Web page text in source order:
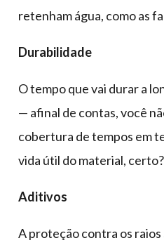
retenham água, como as
Durabilidade
O tempo que vai durar a
— afinal de contas, você
cobertura de tempos em
vida útil do material, certo?
Aditivos
A proteção contra os